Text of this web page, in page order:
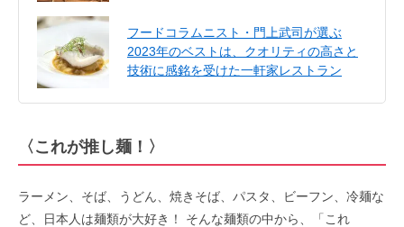
フードコラムニスト・門上武司が選ぶ
2023年のベストは、クオリティの高さと
技術に感銘を受けた一軒家レストラン
〈これが推し麺！〉
ラーメン、そば、うどん、焼きそば、パスタ、ビーフン、冷麺な
ど、日本人は麺類が大好き！ そんな麺類の中から、「これ